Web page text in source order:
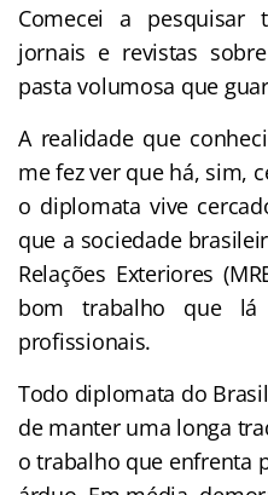
Comecei a
jornais e revistas
pasta volumosa que
A realidade que
me fez ver que há, sim,
o diplomata vive
que a sociedade
Relações Exteriores
bom trabalho que
profissionais.
Todo diplomata do
de manter uma longa
o trabalho que enfrenta